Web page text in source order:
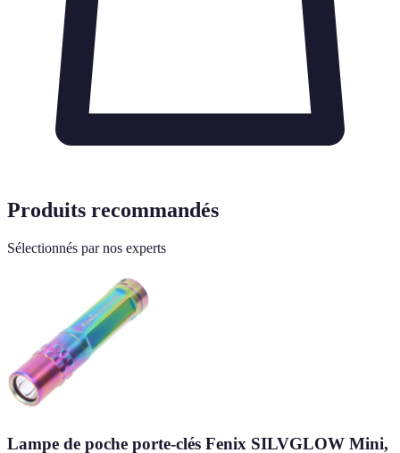
Produits recommandés
Sélectionnés par nos experts
Lampe de poche porte-clés Fenix SILVGLOW Mini,